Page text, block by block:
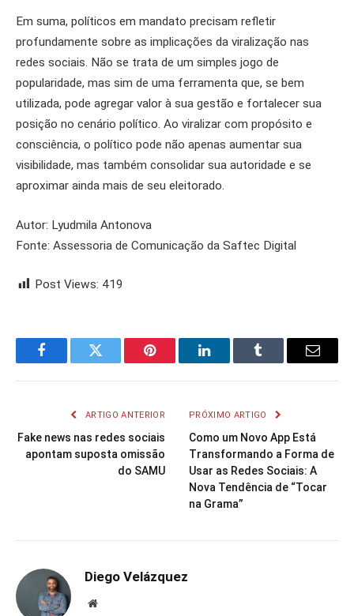
Em suma, políticos em mandato precisam refletir
profundamente sobre as implicações da viralização nas
redes sociais. Não se trata de um simples jogo de
popularidade, mas sim de uma ferramenta que, se bem
utilizada, pode agregar valor à sua gestão e fortalecer sua
posição no cenário político. Ao viralizar com propósito e
consciência, o político pode não apenas aumentar sua
visibilidade, mas também consolidar sua autoridade e se
aproximar ainda mais de seu eleitorado.
Autor: Lyudmila Antonova
Fonte: Assessoria de Comunicação da Saftec Digital
Post Views: 419
FacebookTwitter Pinterest LinkedInTumblr Email
ARTIGO ANTERIOR
Fake news nas redes sociais
apontam suposta omissão
do SAMU
PRÓXIMO ARTIGO
Como um Novo App Está
Transformando a Forma de
Usar as Redes Sociais: A
Nova Tendência de “Tocar
na Grama”
Diego Velázquez
Website